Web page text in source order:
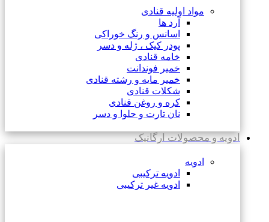
مواد اولیه قنادی
آرد ها
اسانس و رنگ خوراکی
پودر کیک ، ژله و دسر
خامه قنادی
خمیر فوندانت
خمیر مایه و رشته قنادی
شکلات قنادی
کره و روغن قنادی
نان تارت و حلوا و دسر
ادویه و محصولات ارگانیک
ادویه
ادویه ترکیبی
ادویه غیر ترکیبی